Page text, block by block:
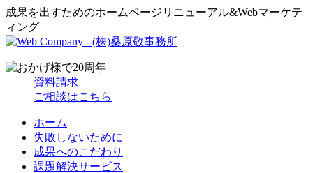
成果を出すためのホームページリニューアル&Webマーケテ
ィング
資料請求
ご相談はこちら
ホーム
失敗しないために
成果へのこだわり
課題解決サービス